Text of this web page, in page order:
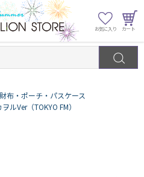
財布・ポーチ・パスケース
ルVer（TOKYO FM）